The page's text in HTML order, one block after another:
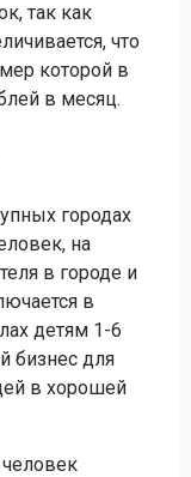
так как
что
которой в
в месяц.
городах
на
в городе и
в
детям 1-6
бизнес для
в хорошей